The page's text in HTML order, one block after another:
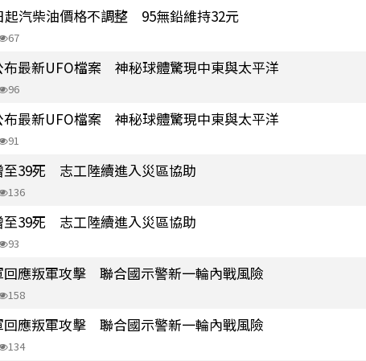
起汽柴油價格不調整 95無鉛維持32元
67
布最新UFO檔案 神秘球體驚現中東與太平洋
96
布最新UFO檔案 神秘球體驚現中東與太平洋
91
至39死 志工陸續進入災區協助
136
至39死 志工陸續進入災區協助
93
回應叛軍攻擊 聯合國示警新一輪內戰風險
158
回應叛軍攻擊 聯合國示警新一輪內戰風險
134